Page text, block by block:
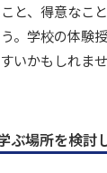
と、得意なこ
。学校の体験
いかもしれませ
ぶ場所を検討